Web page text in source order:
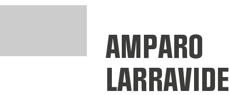
AMPARO
LARRAVIDE